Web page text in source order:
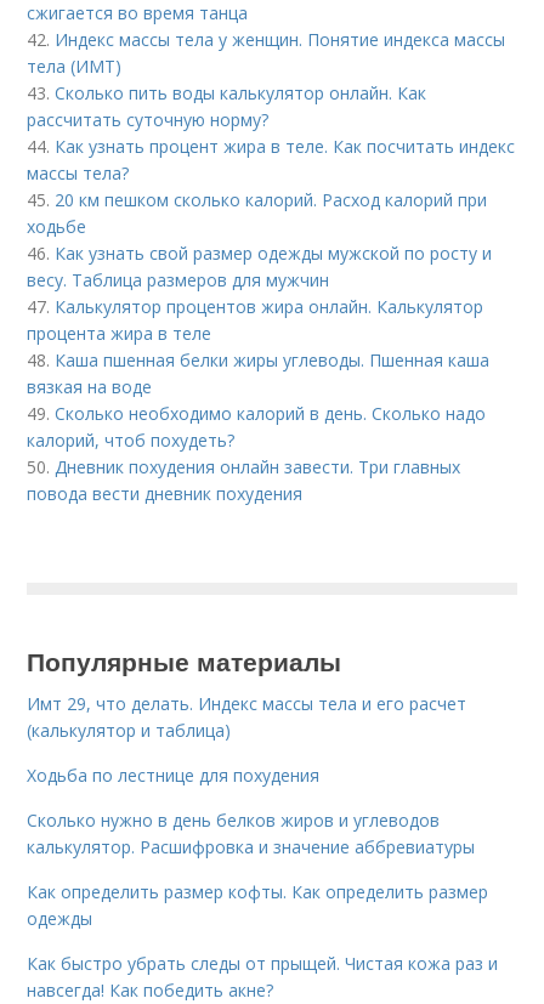
сжигается во время танца
42. Индекс массы тела у женщин. Понятие индекса массы
тела (ИМТ)
43.Сколько пить воды калькулятор онлайн. Как
рассчитать суточную норму?
44. Как узнать процент жира в теле. Как посчитать индекс
массы тела?
45. 20 км пешком сколько калорий. Расход калорий при
ходьбе
46. Как узнать свой размер одежды мужской по росту и
весу. Таблица размеров для мужчин
47. Калькулятор процентов жира онлайн. Калькулятор
процента жира в теле
48. Каша пшенная белки жиры углеводы. Пшенная каша
вязкая на воде
49.Сколько необходимо калорий в день. Сколько надо
калорий, чтоб похудеть?
50.Дневник похудения онлайн завести. Три главных
повода вести дневник похудения
Популярные материалы
Имт 29, что делать. Индекс массы тела и его расчет
(калькулятор и таблица)
Ходьба по лестнице для похудения
Сколько нужно в день белков жиров и углеводов
калькулятор. Расшифровка и значение аббревиатуры
Как определить размер кофты. Как определить размер
одежды
Как быстро убрать следы от прыщей. Чистая кожа раз и
навсегда! Как победить акне?